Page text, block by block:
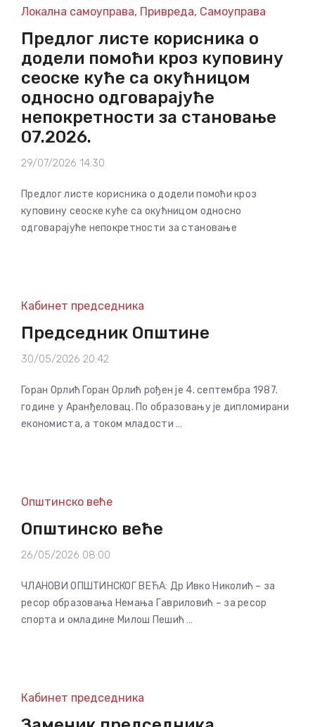
Локална самоуправа, Привреда, Самоуправа
Предлог листе корисника о
додели помоћи кроз куповину
сеоске куће са окућницом
односно одговарајуће
непокретности за становање
07.2026.
29/07/2026 14:30
Предлог листе корисника о додели помоћи кроз
куповину сеоске куће са окућницом односно
одговарајуће непокретности за становање
Кабинет председника
Председник Општине
30/05/2026 20:42
Горан Орлић Горан Орлић рођен је 4. септембра 1987.
године у Аранђеловац. По образовању је дипломирани
економиста, а током младости …
Општинско веће
Општинско веће
26/05/2026 08:00
ЧЛАНОВИ ОПШТИНСКОГ ВЕЋА: Др Ивко Николић – за
ресор образовања Немања Гавриловић – за ресор
спорта и омладине Милош Пешић …
Кабинет председника